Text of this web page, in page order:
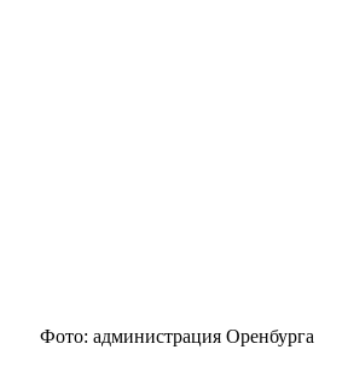
Фото: администрация Оренбурга